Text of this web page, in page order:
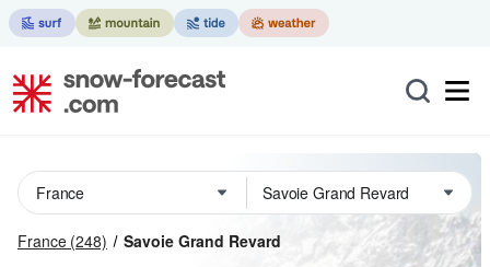
France (248) Savoie Grand Revard